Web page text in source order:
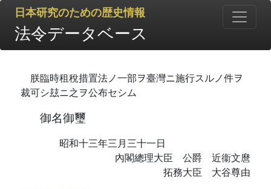
日本研究のための歴史情報
法令データベース
朕臨時租稅措置法ノ一部ヲ臺灣ニ施行スルノ件ヲ
裁可シ玆ニ之ヲ公布セシム
御名御璽
昭和十三年三月三十一日
內閣總理大臣 公爵 近衞文麿
拓務大臣 大谷尊由